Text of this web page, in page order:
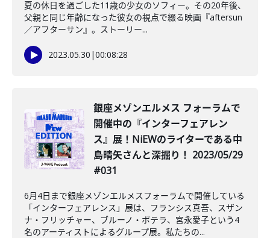
夏の休日を過ごした11歳の少女のソフィー。その20年後、
父親と同じ年齢になった彼女の視点で綴る映画『aftersun
／アフターサン』。ストーリー...
2023.05.30 |00:08:28
銀座メゾンエルメス フォーラムで
開催中の『インターフェアレン
ス』展！NiEWのライターである中
島晴矢さんと深掘り！ 2023/05/29
#031
6月4日まで銀座メゾンエルメスフォーラムで開催している
「インターフェアレンス」展は、フランシス真吾、スザン
ナ・フリッチャー、ブルーノ・ボテラ、宮永愛子という4
名のアーティストによるグループ展。私たちの...